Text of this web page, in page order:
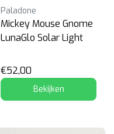
Paladone
Mickey Mouse Gnome
LunaGlo Solar Light
€52,00
Bekijken